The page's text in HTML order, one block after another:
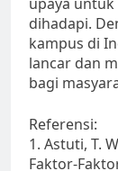
dihadapi.
kampus di
lancar dan
bagi
Referensi:
1. Astuti, T.
Faktor-